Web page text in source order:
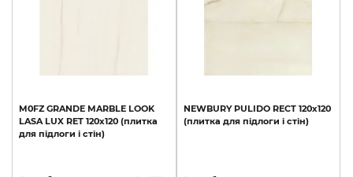
M0FZ GRANDE MARBLE LOOK
LASA LUX RET 120х120 (плитка
для підлоги і стін)
NEWBURY PULIDO RECT 120x120
(плитка для підлоги і стін)